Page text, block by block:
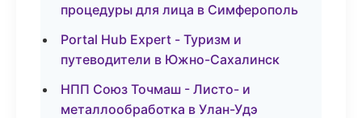
процедуры для лица в Симферополь
Portal Hub Expert - Туризм и
путеводители в Южно-Сахалинск
НПП Союз Точмаш - Листо- и
металлообработка в Улан-Удэ